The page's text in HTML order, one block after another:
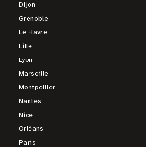
Dijon
Grenoble
Le Havre
Lille
Lyon
Marseille
Montpellier
Nantes
Nice
Orléans
Paris